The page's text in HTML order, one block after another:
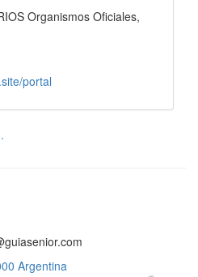
Organismos Oficiales,
portal
Argentina